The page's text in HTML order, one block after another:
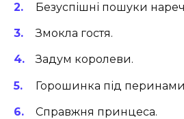
Безуспішні пошуки
Змокла гостя.
Задум королеви.
Горошинка під
Справжня принцеса.